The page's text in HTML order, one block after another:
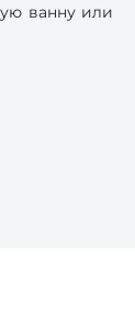
ванну или